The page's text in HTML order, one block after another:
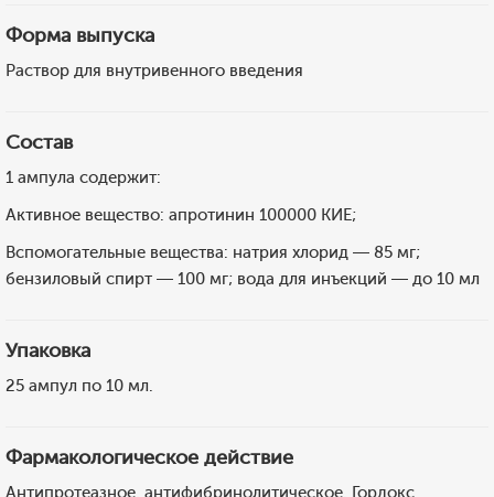
Форма выпуска
Раствор для внутривенного введения
Состав
1 ампула содержит:
Активное вещество: апротинин 100000 КИЕ;
Вспомогательные вещества: натрия хлорид — 85 мг;
бензиловый спирт — 100 мг; вода для инъекций — до 10 мл
Упаковка
25 ампул по 10 мл.
Фармакологическое действие
Антипротеазное, антифибринолитическое. Гордокс